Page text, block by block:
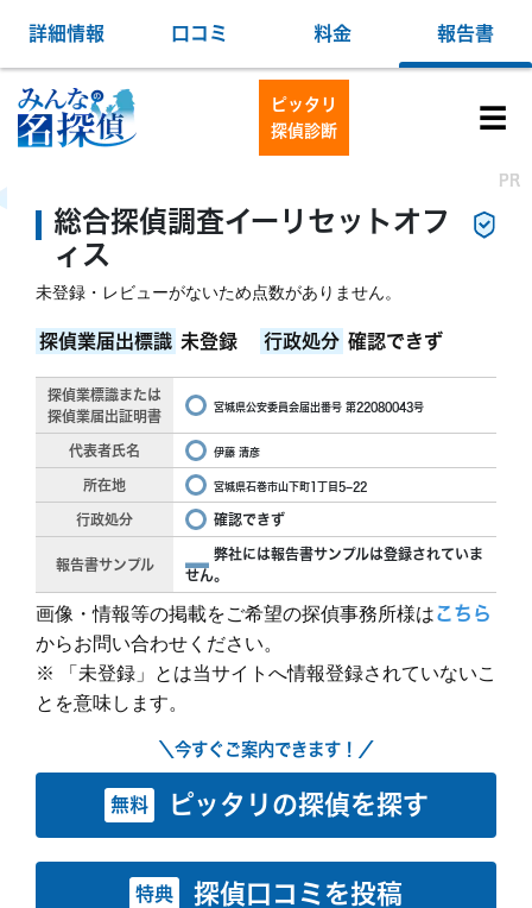
詳細情報 口コミ 料金 報告書
ピッタリ
探偵診断
☰
総合探偵調査イーリセットオフ
ィス
未登録・レビューがないため点数がありません。
探偵業届出標識 未登録 行政処分 確認できず
探偵業標識または
探偵業届出証明書
宮城県公安委員会届出番号 第22080043号
代表者氏名 伊藤 清彦
所在地 宮城県石巻市山下町1丁目5−22
行政処分 確認できず
報告書サンプル
弊社には報告書サンプルは登録されていま
せん。
画像・情報等の掲載をご希望の探偵事務所様はこちら
からお問い合わせください。
※ 「未登録」とは当サイトへ情報登録されていないこ
とを意味します。
＼今すぐご案内できます！／
無料 ピッタリの探偵を探す
特典 探偵口コミを投稿
PR
PR